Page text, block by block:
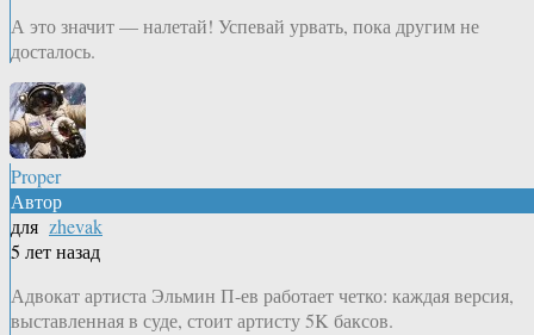
А это значит — налетай! Успевай урвать, пока другим не
досталось.
Proper
Автор
для zhevak
5 лет назад
Адвокат артиста Эльмин П-ев работает четко: каждая версия,
выставленная в суде, стоит артисту 5K баксов.